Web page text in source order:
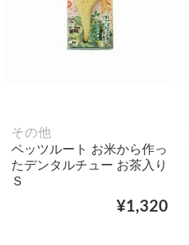
その他
ペッツルート お米から作っ
たデンタルチュー お茶入り
Ｓ
¥1,320